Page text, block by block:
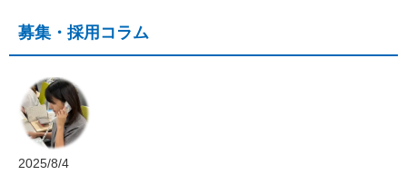
募集・採用コラム
2025/8/4